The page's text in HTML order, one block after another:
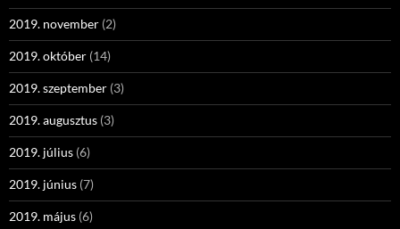
2019. november (2)
2019. október (14)
2019. szeptember (3)
2019. augusztus (3)
2019. július (6)
2019. június (7)
2019. május (6)